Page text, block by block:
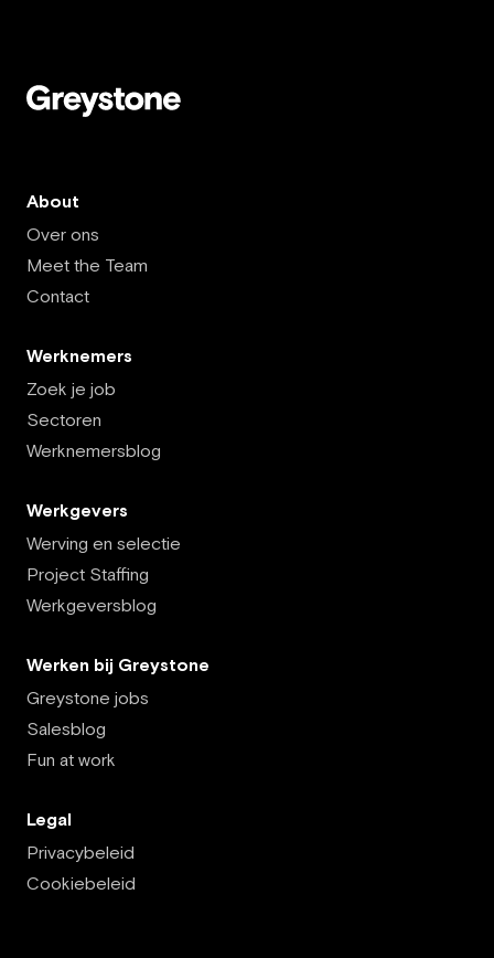
About
Over ons
Meet the Team
Contact
Werknemers
Zoek je job
Sectoren
Werknemersblog
Werkgevers
Werving en selectie
Project Staffing
Werkgeversblog
Werken bij Greystone
Greystone jobs
Salesblog
Fun at work
Legal
Privacybeleid
Cookiebeleid